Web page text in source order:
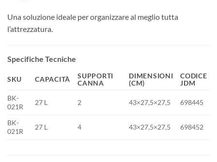
Una soluzione ideale per organizzare al meglio tutta
l’attrezzatura.
Specifiche Tecniche
SKU CAPACITÀ
SUPPORTI
CANNA
DIMENSIONI
(CM)
CODICE
JDM
BK-
021R
27 L 2 43×27,5×27,5 698445
BK-
021R
27 L 4 43×27,5×27,5 698452